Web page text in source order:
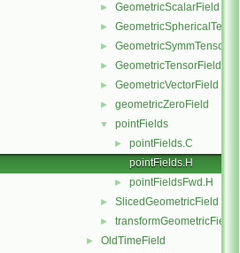
► GeometricScalarField
►
►
► GeometricTensorField
► GeometricVectorField
► geometricZeroField
▼ pointFields
►
pointFields.C
pointFields.H
► pointFieldsFwd.H
► SlicedGeometricField
► transformGeometricField
► OldTimeField